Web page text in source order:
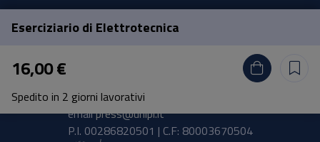
Eserciziario di Elettrotecnica
16,00 €
Spedito in 2 giorni lavorativi
Pisa University Press
Lungarno Pacinotti 43/44 56126 Pisa
tel.+39 050 2212056
emailpress@unipi.it
P.I. 00286820501 | C.F: 80003670504